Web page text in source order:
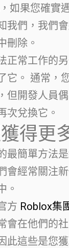
如果您確實
我們，我們
刪除。
正常工作的
它。 通常，
但開發人員
次兌換它。
得更
最簡單方法
會經常關注
。
方 Roblox集
會在他們的
此這些是您